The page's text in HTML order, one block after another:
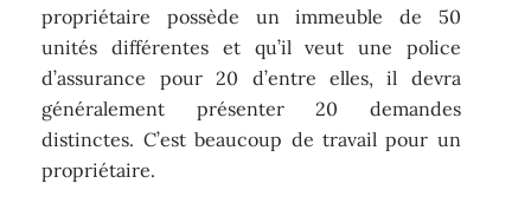
propriétaire possède un immeuble de 50
unités différentes et qu’il veut une police
d’assurance pour 20 d’entre elles, il devra
généralement présenter 20 demandes
distinctes. C’est beaucoup de travail pour un
propriétaire.